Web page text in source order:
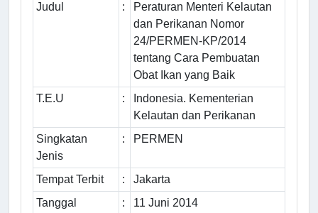
Judul
:
Peraturan Menteri Kelautan
dan Perikanan Nomor
24/PERMEN-KP/2014
tentang Cara Pembuatan
Obat Ikan yang Baik
T.E.U
:
Indonesia. Kementerian
Kelautan dan Perikanan
Singkatan
Jenis
: PERMEN
Tempat Terbit :
Jakarta
Tanggal
: 11 Juni 2014